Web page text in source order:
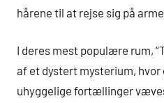
hårene til at rejse sig på
I deres mest populære rum,
af et dystert mysterium,
uhyggelige fortællinger